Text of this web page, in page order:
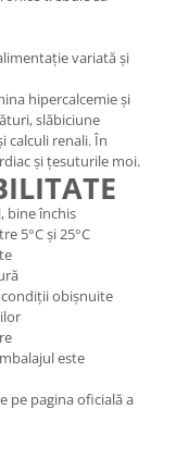
variată și
hipercalcemie și
slăbiciune
calculi renali. În
și țesuturile moi.
bine închis
5°C și 25°C
condiții obișnuite
este
pe pagina oficială a